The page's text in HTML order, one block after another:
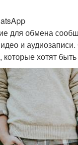
для обмена
и
хотят быть